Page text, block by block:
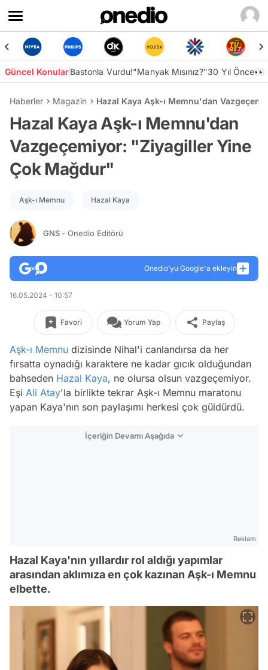
Güncel KonularBastonla Vurdu!"Manyak Mısınız?"30 Yıl Önce👀
Haberler Magazin Hazal Kaya Aşk-ı Memnu'dan
Hazal Kaya Aşk-ı Memnu'dan
Vazgeçemiyor: "Ziyagiller Yine
Çok Mağdur"
Aşk-ı Memnu Hazal Kaya
GNS - Onedio Editörü
Onedio’yu Google'a ekleyin
16.05.2024 - 10:57
Favori Yorum Yap Paylaş
Aşk-ı Memnu dizisinde Nihal'i canlandırsa da her
fırsatta oynadığı karaktere ne kadar gıcık olduğundan
bahseden Hazal Kaya, ne olursa olsun vazgeçemiyor.
Eşi Ali Atay'la birlikte tekrar Aşk-ı Memnu maratonu
yapan Kaya'nın son paylaşımı herkesi çok güldürdü.
İçeriğin Devamı Aşağıda
Reklam
Hazal Kaya'nın yıllardır rol aldığı yapımlar
arasından aklımıza en çok kazınan Aşk-ı Memnu
elbette.